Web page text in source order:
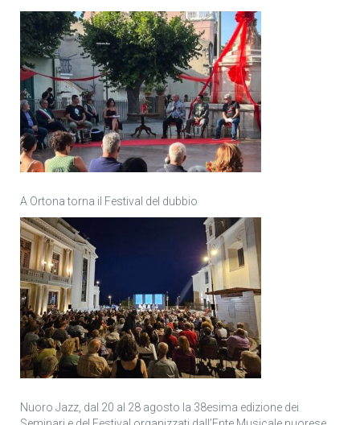
A Ortona torna il Festival del dubbio
Nuoro Jazz, dal 20 al 28 agosto la 38esima edizione dei